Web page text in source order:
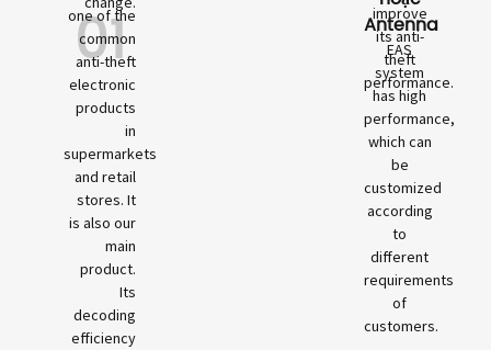
01
one of the
common
anti-theft
electronic
products
in
supermarkets
and retail
stores. It
is also our
main
product.
Its
decoding
efficiency
improve
its anti-
theft
performance.
Antenna
EAS
system
has high
performance,
which can
be
customized
according
to
different
requirements
of
customers.